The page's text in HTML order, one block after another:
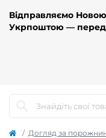
Відправляємо
Укрпоштою —
Догляд за